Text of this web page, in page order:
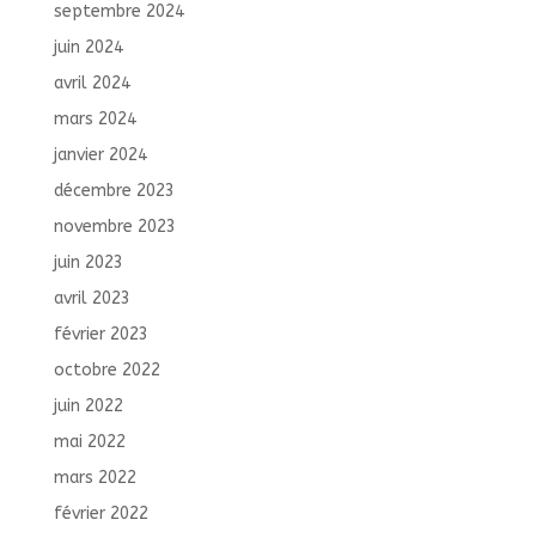
septembre 2024
juin 2024
avril 2024
mars 2024
janvier 2024
décembre 2023
novembre 2023
juin 2023
avril 2023
février 2023
octobre 2022
juin 2022
mai 2022
mars 2022
février 2022